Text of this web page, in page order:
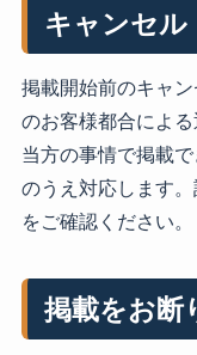
キャンセル
掲載開始前のキャ
のお客様都合による
当方の事情で掲載
のうえ対応します
をご確認ください。
掲載をお断